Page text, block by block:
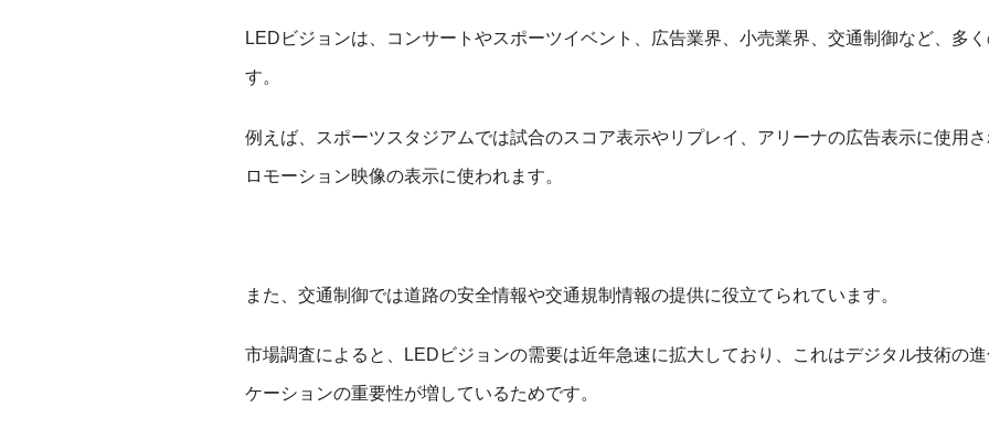
LEDビジョンは、コンサートやスポーツイベント、広告業界、小売業界、交通制御など、多
す。
例えば、スポーツスタジアムでは試合のスコア表示やリプレイ、アリーナの広告表示に使用
ロモーション映像の表示に使われます。
また、交通制御では道路の安全情報や交通規制情報の提供に役立てられています。
市場調査によると、LEDビジョンの需要は近年急速に拡大しており、これはデジタル技術の
ケーションの重要性が増しているためです。